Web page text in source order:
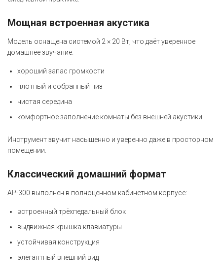
Мощная встроенная акустика
Модель оснащена системой 2 × 20 Вт, что даёт уверенное
домашнее звучание.
хороший запас громкости
плотный и собранный низ
чистая середина
комфортное заполнение комнаты без внешней акустики
Инструмент звучит насыщенно и уверенно даже в просторном
помещении.
Классический домашний формат
AP-300 выполнен в полноценном кабинетном корпусе:
встроенный трёхпедальный блок
выдвижная крышка клавиатуры
устойчивая конструкция
элегантный внешний вид